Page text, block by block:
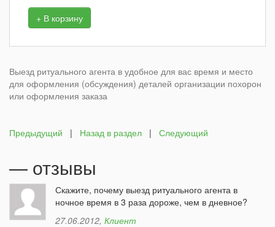
+ В корзину
Выезд ритуального агента в удобное для вас время и место
для оформления (обсуждения) деталей организации похорон
или оформления заказа
Предыдущий | Назад в раздел | Следующий
— отзывы
Скажите, почему выезд ритуального агента в
ночное время в 3 раза дороже, чем в дневное?
27.06.2012, Клиент